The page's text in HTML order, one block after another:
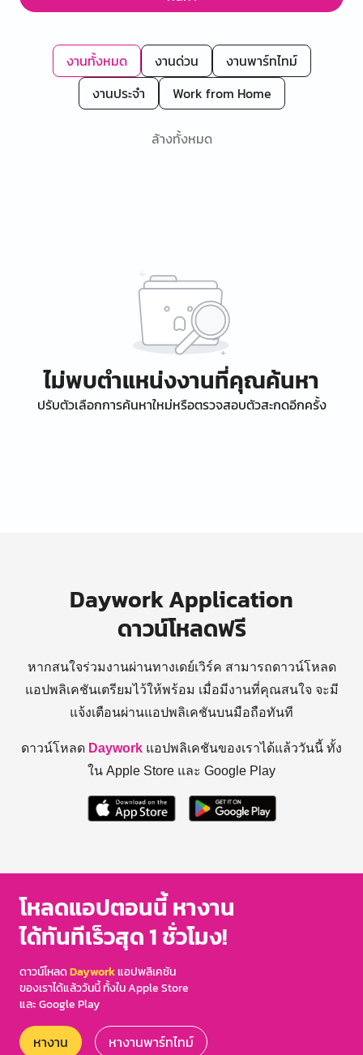
งานทั้งหมด งานด่วน
งานพาร์ทไทม์
งานประจำ
Work from Home
ล้างทั้งหมด
ไม่พบตำแหน่งงานที่คุณค้นหา
ปรับตัวเลือกการค้นหาใหม่หรือตรวจสอบตัวสะกดอีกครั้ง
Daywork Application
ดาวน์โหลดฟรี
หากสนใจร่วมงานผ่านทางเดย์เวิร์ค สามารถดาวน์โหลด
แอปพลิเคชันเตรียมไว้ให้พร้อม เมื่อมีงานที่คุณสนใจ จะมี
แจ้งเตือนผ่านแอปพลิเคชันบนมือถือทันที
ดาวน์โหลด Daywork แอปพลิเคชันของเราได้แล้ววันนี้ ทั้ง
ใน Apple Store และ Google Play
โหลดแอปตอนนี้ หางาน
ได้ทันทีเร็วสุด 1 ชั่วโมง!
ดาวน์โหลดDayworkแอปพลิเคชัน
ของเราได้แล้ววันนี้ ทั้งใน Apple Store
และ Google Play
หางาน หางานพาร์ทไทม์